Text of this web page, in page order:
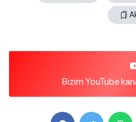
Bizim YouTube